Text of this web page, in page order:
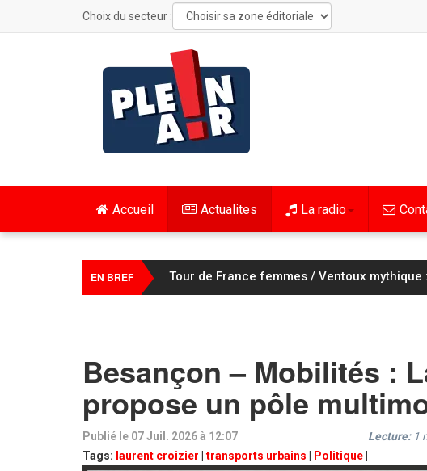
Choix du secteur :
Accueil Actualites La radio
EN BREF Échevannes : 150 tonnes de fourrage en
Besançon – Mobilités :
propose un pôle
Publié le 07 Juil. 2026 à 12:07
Tags: laurent croizier transports urbains Politique
Lecture: 1